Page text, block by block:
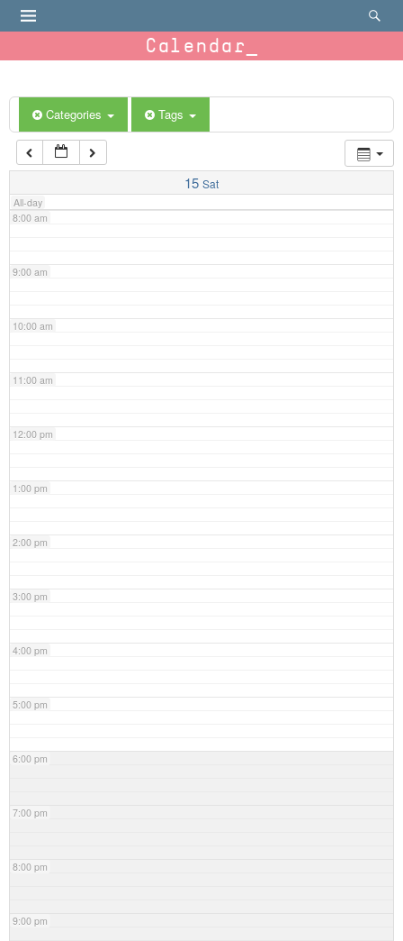
Calendar
Categories Tags
15 Sat
All-day
6:00 am
7:00 am
8:00 am
9:00 am
10:00 am
11:00 am
12:00 pm
1:00 pm
2:00 pm
3:00 pm
4:00 pm
5:00 pm
6:00 pm
7:00 pm
8:00 pm
9:00 pm